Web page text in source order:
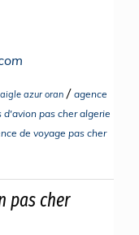
azur oran / agence
d'avion pas cher algerie
de voyage pas cher
pas cher